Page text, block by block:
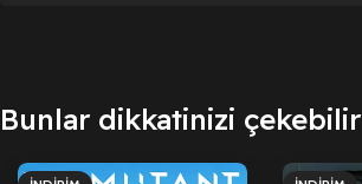
Bunlar dikkatinizi çekebilir